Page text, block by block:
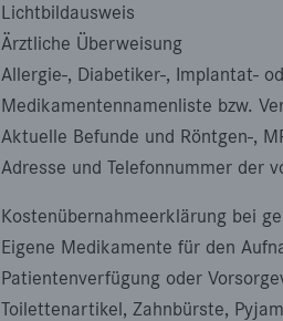
Lichtbildausweis
Ärztliche Überweisung
Allergie-, Diabetiker-, Implantat-
Medikamentennamenliste bzw.
Aktuelle Befunde und Röntgen-,
Adresse und Telefonnummer der
Kostenübernahmeerklärung bei
Eigene Medikamente für den
Patientenverfügung oder
Toilettenartikel, Zahnbürste,